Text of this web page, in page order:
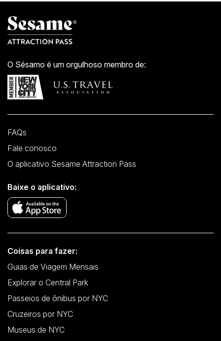
O Sésamo é um orgulhoso membro de:
FAQs
Fale conosco
O aplicativo Sesame Attraction Pass
Baixe o aplicativo:
Coisas para fazer:
Guias de Viagem Mensais
Explorar o Central Park
Passeios de ônibus por NYC
Cruzeiros por NYC
Museus de NYC